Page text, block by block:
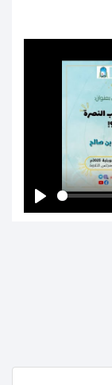
Play